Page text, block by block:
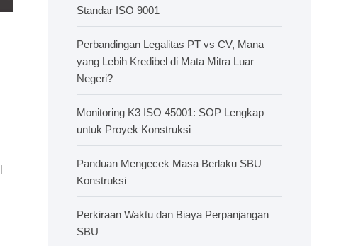
Standar ISO 9001
Perbandingan Legalitas PT vs CV, Mana
yang Lebih Kredibel di Mata Mitra Luar
Negeri?
Monitoring K3 ISO 45001: SOP Lengkap
untuk Proyek Konstruksi
Panduan Mengecek Masa Berlaku SBU
Konstruksi
Perkiraan Waktu dan Biaya Perpanjangan
SBU